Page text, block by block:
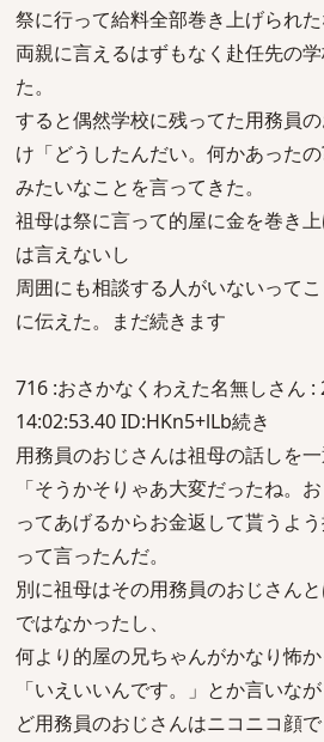
祭に行って給料全部巻き上げられ
両親に言えるはずもなく赴任先の
た。
すると偶然学校に残ってた用務員
け「どうしたんだい。何かあったの
みたいなことを言ってきた。
祖母は祭に言って的屋に金を巻き
は言えないし
周囲にも相談する人がいないって
に伝えた。まだ続きます
716 :おさかなくわえた名無しさん
14:02:53.40 ID:HKn5+lLb続き
用務員のおじさんは祖母の話しを
「そうかそりゃあ大変だったね。
ってあげるからお金返して貰うよ
って言ったんだ。
別に祖母はその用務員のおじさん
ではなかったし、
何より的屋の兄ちゃんがかなり怖か
「いえいいんです。」とか言いな
ど用務員のおじさんはニコニコ顔で